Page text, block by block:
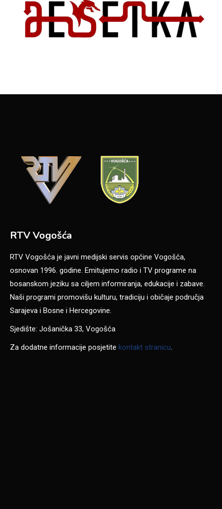
RTV Vogošća
RTV Vogošća je javni medijski servis općine Vogošća,
osnovan 1996. godine. Emitujemo radio i TV programe na
bosanskom jeziku sa ciljem informiranja, edukacije i zabave.
Naši programi promovišu kulturu, tradiciju i običaje područja
Sarajeva i Bosne i Hercegovine.
Sjedište: Jošanička 33, Vogošća
Za dodatne informacije posjetite kontakt stranicu.